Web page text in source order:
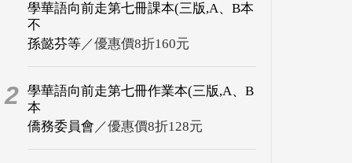
學華語向前走第七冊課本(三版,A、B本
不
孫懿芬等／優惠價8折160元
2 學華語向前走第七冊作業本(三版,A、B
本
僑務委員會 ／優惠價8折128元